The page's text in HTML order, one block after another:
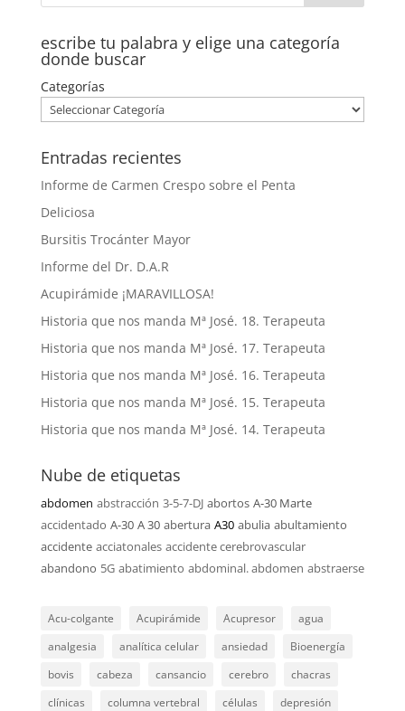
escribe tu palabra y elige una categoría
donde buscar
Categorías
Entradas recientes
Informe de Carmen Crespo sobre el Penta
Deliciosa
Bursitis Trocánter Mayor
Informe del Dr. D.A.R
Acupirámide ¡MARAVILLOSA!
Historia que nos manda Mª José. 18. Terapeuta
Historia que nos manda Mª José. 17. Terapeuta
Historia que nos manda Mª José. 16. Terapeuta
Historia que nos manda Mª José. 15. Terapeuta
Historia que nos manda Mª José. 14. Terapeuta
Nube de etiquetas
abdomen abstracción 3-5-7-DJ abortos A-30 Marte
accidentado A-30 A 30 abertura A30 abulia abultamiento
accidente acciatonales accidente cerebrovascular
abandono 5G abatimiento abdominal. abdomen abstraerse
Acu-colgante Acupirámide Acupresor
agua
analgesia
analítica celular ansiedad
Bioenergía
bovis
cabeza cansancio cerebro
chacras
clínicas
columna vertebral células
depresión